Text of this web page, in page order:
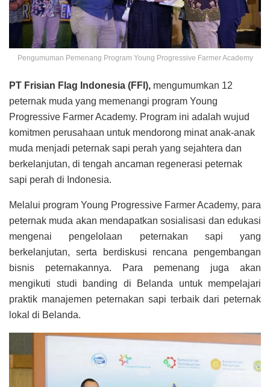
Pengumuman Pemenang Program Young Progressive Farmer Academy
PT Frisian Flag Indonesia (FFI), mengumumkan 12
peternak muda yang memenangi program Young
Progressive Farmer Academy. Program ini adalah wujud
komitmen perusahaan untuk mendorong minat anak-anak
muda menjadi peternak sapi perah yang sejahtera dan
berkelanjutan, di tengah ancaman regenerasi peternak
sapi perah di Indonesia.
Melalui program Young Progressive Farmer Academy, para
peternak muda akan mendapatkan sosialisasi dan edukasi
mengenai pengelolaan peternakan sapi yang
berkelanjutan, serta berdiskusi rencana pengembangan
bisnis peternakannya. Para pemenang juga akan
mengikuti studi banding di Belanda untuk mempelajari
praktik manajemen peternakan sapi terbaik dari peternak
lokal di Belanda.